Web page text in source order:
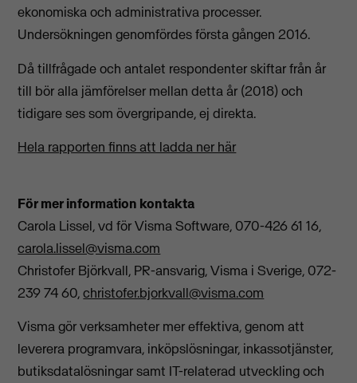
ekonomiska och administrativa processer.
Undersökningen genomfördes första gången 2016.
Då tillfrågade och antalet respondenter skiftar från år
till bör alla jämförelser mellan detta år (2018) och
tidigare ses som övergripande, ej direkta.
Hela rapporten finns att ladda ner här
För mer information kontakta
Carola Lissel, vd för Visma Software, 070-426 61 16,
carola.lissel@visma.com
Christofer Björkvall, PR-ansvarig, Visma i Sverige, 072-
239 74 60,christofer.bjorkvall@visma.com
Visma gör verksamheter mer effektiva, genom att
leverera programvara, inköpslösningar, inkassotjänster,
butiksdatalösningar samt IT-relaterad utveckling och